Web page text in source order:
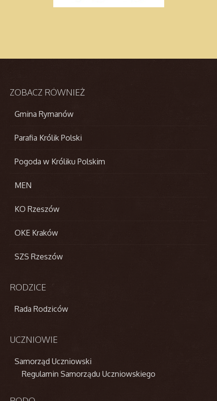
ZOBACZ RÓWNIEŻ
Gmina Rymanów
Parafia Królik Polski
Pogoda w Króliku Polskim
MEN
KO Rzeszów
OKE Kraków
SZS Rzeszów
RODZICE
Rada Rodziców
UCZNIOWIE
Samorząd Uczniowski
Regulamin Samorządu Uczniowskiego